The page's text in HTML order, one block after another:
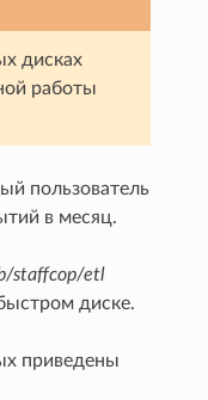
дисках
работы
пользователь
в месяц.
staffcop/etl
диске.
приведены